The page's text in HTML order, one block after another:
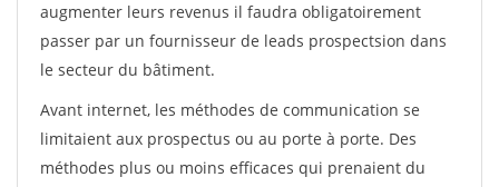
augmenter leurs revenus il faudra obligatoirement
passer par un fournisseur de leads prospectsion dans
le secteur du bâtiment.
Avant internet, les méthodes de communication se
limitaient aux prospectus ou au porte à porte. Des
méthodes plus ou moins efficaces qui prenaient du